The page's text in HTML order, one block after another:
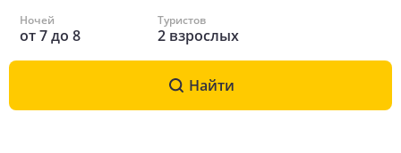
Ночей
от7до 8
Туристов
2 взрослых
Найти